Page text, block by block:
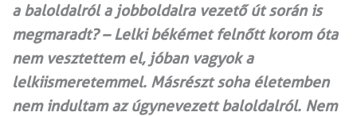
a baloldalról a jobboldalra vezető út során is
megmaradt? – Lelki békémet felnőtt korom óta
nem vesztettem el, jóban vagyok a
lelkiismeretemmel. Másrészt soha életemben
nem indultam az úgynevezett baloldalról. Nem